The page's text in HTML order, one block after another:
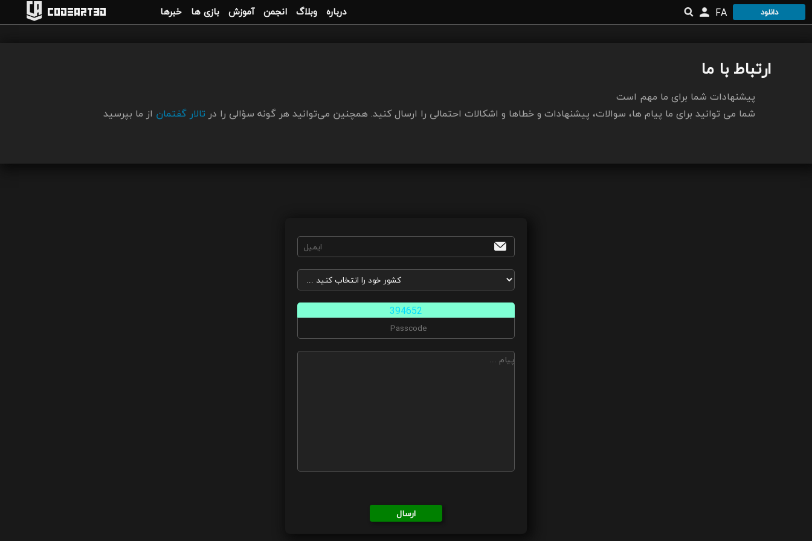
Codeart3D خبرها بازی ها آموزش انجمن وبلاگ درباره FA دانلود
ارتباط با ما
پیشنهادات شما برای ما مهم است
شما می توانید برای ما پیام ها، سوالات، پیشنهادات و خطاها و اشکالات احتمالی را ارسال کنید. همچنین می‌توانید هر گونه سؤالی را در تالار گفتمان از ما بپرسید
394652